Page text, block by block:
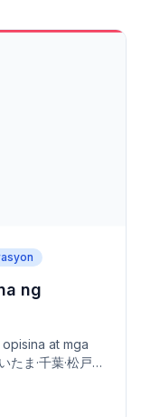
ng
at mga
ま·千葉·松戸·
at saklaw